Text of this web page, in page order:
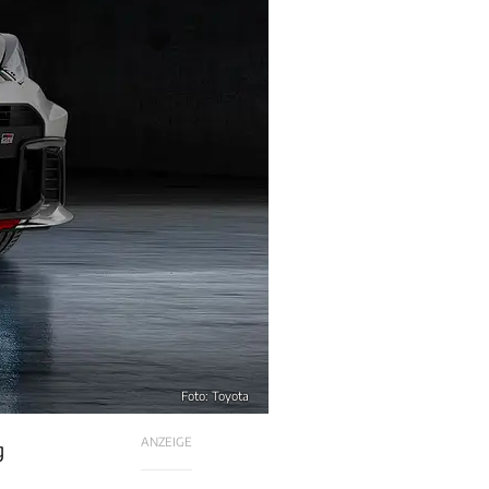
Foto: Toyota
ANZEIGE